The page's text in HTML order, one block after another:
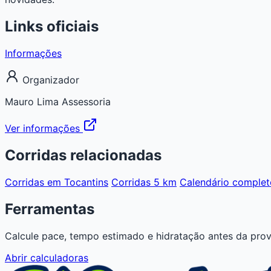
Links oficiais
Informações
Organizador
Mauro Lima Assessoria
Ver informações
Corridas relacionadas
Corridas em Tocantins Corridas 5 km Calendário
Ferramentas
Calcule pace, tempo estimado e hidratação antes da
Abrir calculadoras